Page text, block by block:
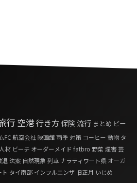
行空港行き方保険 流行 まとめ ビー
FC 航空会社映画館雨季対策 コーヒー 動物 タ
人材 ビーチ オーダーメイド fatbro 野菜 煙害芸
退法案 自然現象 列車 ナラティワート県 オーガ
タイ南部 インフルエンザ 旧正月 いじめ